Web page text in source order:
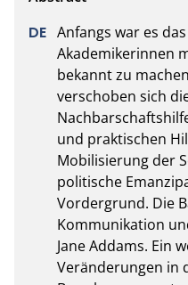
Anfangs war es
Akademikerinnen
bekannt zu
verschoben sich
und praktischen
Mobilisierung der
politische
Vordergrund. Die
Kommunikation
Jane Addams. Ein
Veränderungen in